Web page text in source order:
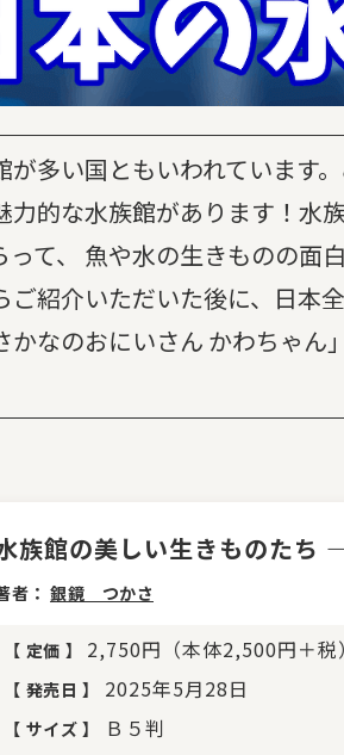
が多い国ともいわれています
力的な水族館があります！水
て、 魚や水の生きものの面
ご紹介いただいた後に、日本
かなのおにいさん かわちゃん
族館の美しい生きものた
者： 銀鏡 つかさ
【 定価 】 2,750円（本体2,500円＋税）
【 発売日 】 2025年5月28日
【 サイズ 】 Ｂ５判